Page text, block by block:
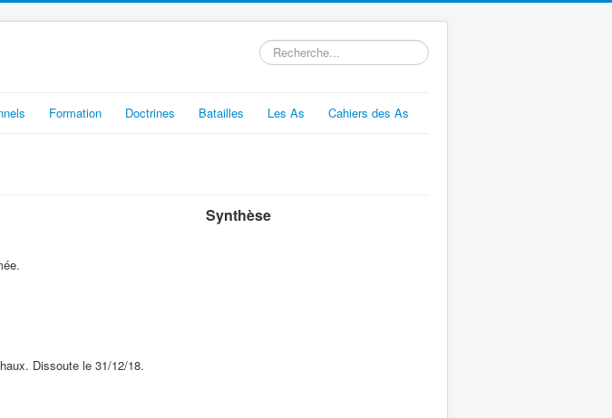
Rechercher
Formation Doctrines Batailles Les As Cahiers des As
Synthèse
Dissoute le 31/12/18.